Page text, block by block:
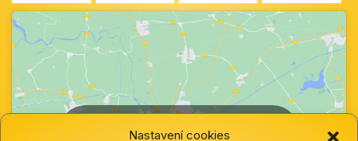
Nastavení cookies